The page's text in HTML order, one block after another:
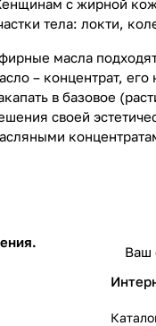
с жирной
тела: локти,
масла
– концентрат,
в базовое
своей